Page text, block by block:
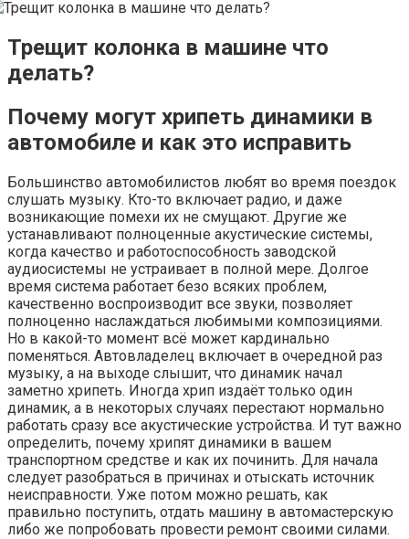
Трещит колонка в машине что
делать?
Почему могут хрипеть динамики в
автомобиле и как это исправить
Большинство автомобилистов любят во время поездок
слушать музыку. Кто-то включает радио, и даже
возникающие помехи их не смущают. Другие же
устанавливают полноценные акустические системы,
когда качество и работоспособность заводской
аудиосистемы не устраивает в полной мере. Долгое
время система работает безо всяких проблем,
качественно воспроизводит все звуки, позволяет
полноценно наслаждаться любимыми композициями.
Но в какой-то момент всё может кардинально
поменяться. Автовладелец включает в очередной раз
музыку, а на выходе слышит, что динамик начал
заметно хрипеть. Иногда хрип издаёт только один
динамик, а в некоторых случаях перестают нормально
работать сразу все акустические устройства. И тут важно
определить, почему хрипят динамики в вашем
транспортном средстве и как их починить. Для начала
следует разобраться в причинах и отыскать источник
неисправности. Уже потом можно решать, как
правильно поступить, отдать машину в автомастерскую
либо же попробовать провести ремонт своими силами.